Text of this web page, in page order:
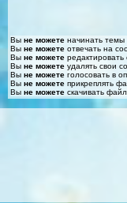
Вы не можете начинать темы
Вы не можете отвечать на
Вы не можете
Вы не можете удалять свои
Вы не можете голосовать в
Вы не можете прикреплять
Вы не можете скачивать